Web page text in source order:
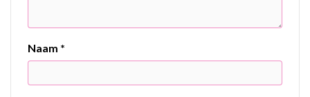
Naam *